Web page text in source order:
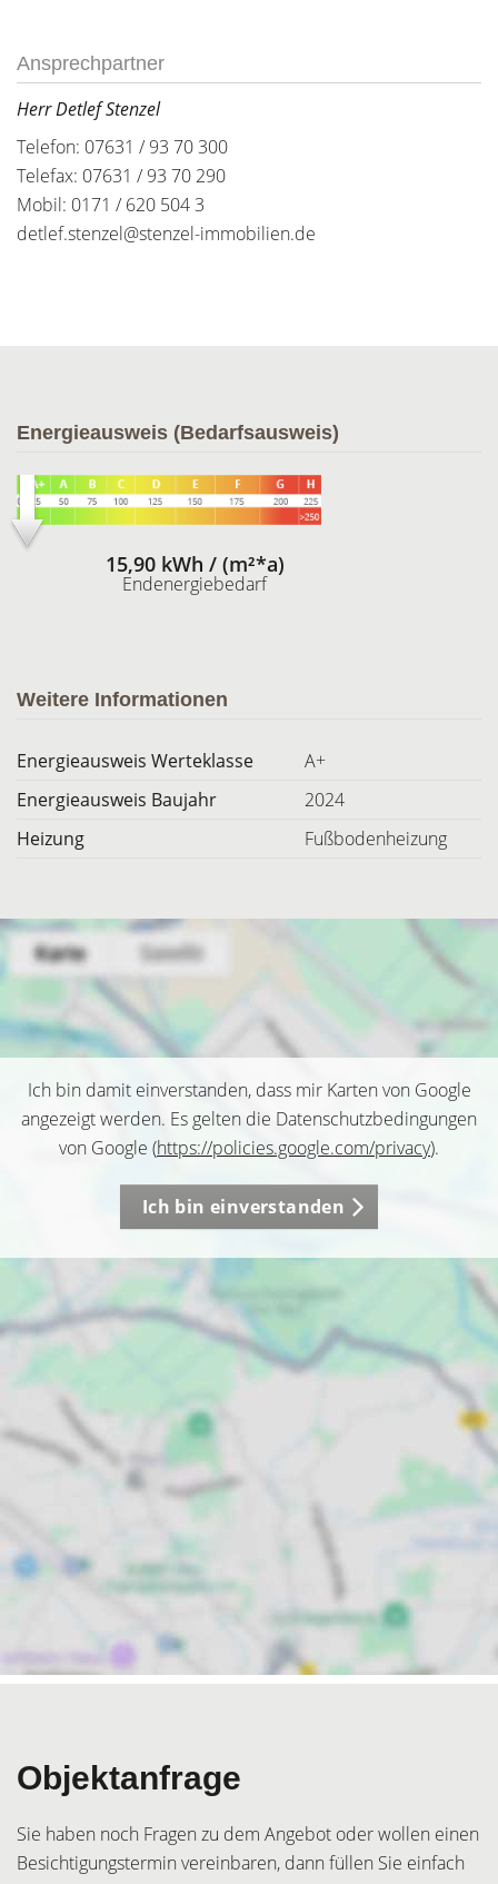
Ansprechpartner
Herr Detlef Stenzel
Telefon: 07631 / 93 70 300
Telefax: 07631 / 93 70 290
Mobil: 0171 / 620 504 3
detlef.stenzel@stenzel-immobilien.de
Energieausweis (Bedarfsausweis)
15,90 kWh / (m²*a)
Endenergiebedarf
Weitere Informationen
Energieausweis Werteklasse
A+
Energieausweis Baujahr
2024
Heizung
Fußbodenheizung
Ich bin damit einverstanden, dass mir Karten von Google
angezeigt werden. Es gelten die Datenschutzbedingungen
von Google (https://policies.google.com/privacy).
Ich bin einverstanden
Objektanfrage
Sie haben noch Fragen zu dem Angebot oder wollen einen
Besichtigungstermin vereinbaren, dann füllen Sie einfach